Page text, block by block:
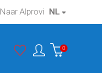
NL
Naar Alprovi
0